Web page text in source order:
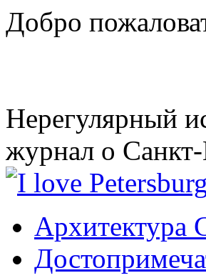
Добро
Нерегулярный
журнал о
Архитектура